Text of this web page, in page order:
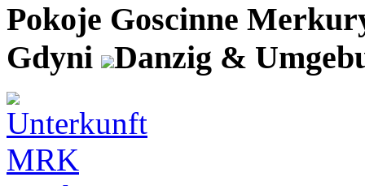
Pokoje Goscinne
Gdyni Danzig &